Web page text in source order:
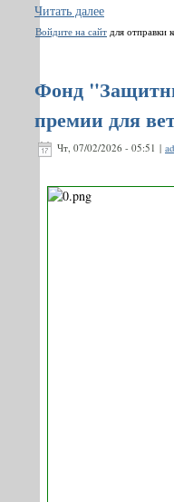
Читать далее
Войдите на сайт для отправки
Фонд
премии для
Чт, 07/02/2026 - 05:51 |